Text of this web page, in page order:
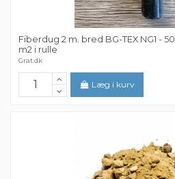
Fiberdug 2 m. bred BG-TEX NG1 - 50
m2 i rulle
Grat.dk
Læg i kurv